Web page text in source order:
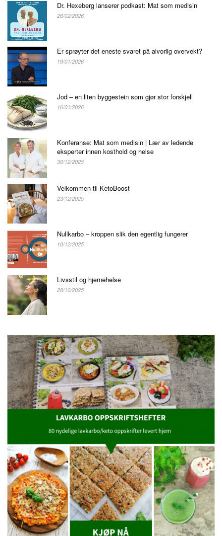
Dr. Hexeberg lanserer podkast: Mat som medisin
26/02/2026
Er sprøyter det eneste svaret på alvorlig overvekt?
19/01/2026
Jod – en liten byggestein som gjør stor forskjell
16/01/2026
Konferanse: Mat som medisin | Lær av ledende
eksperter innen kosthold og helse
30/12/2025
Velkommen til KetoBoost
23/12/2025
Nullkarbo – kroppen slik den egentlig fungerer
10/12/2025
Livsstil og hjernehelse
28/10/2025